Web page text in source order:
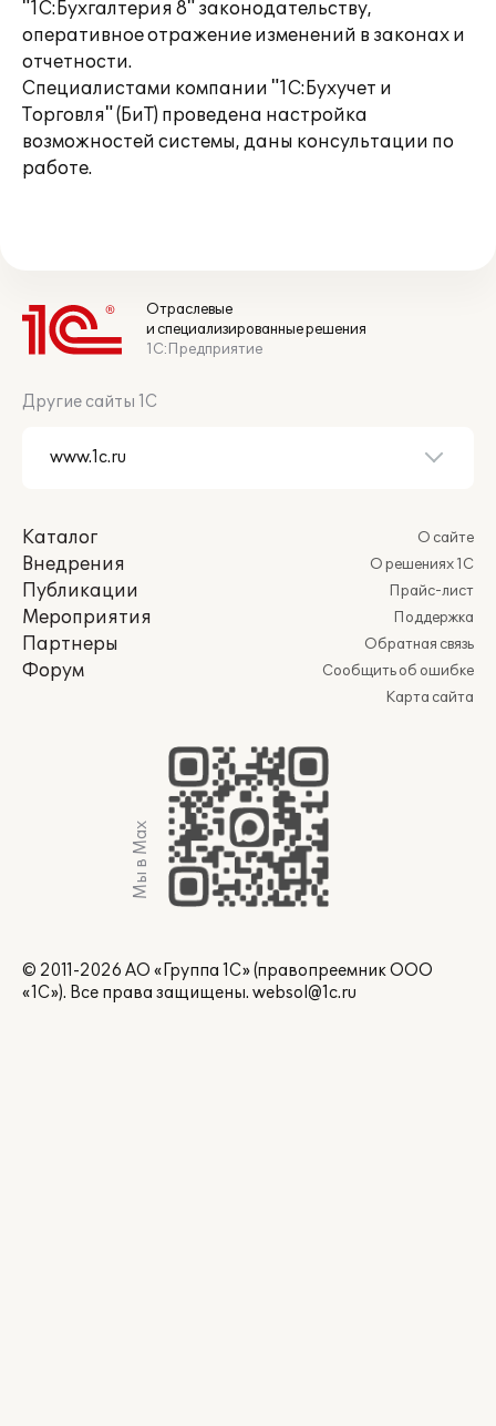
"1С:Бухгалтерия 8" законодательству,
оперативное отражение изменений в законах и
отчетности.
Специалистами компании "1С:Бухучет и
Торговля" (БиТ) проведена настройка
возможностей системы, даны консультации по
работе.
Отраслевые
и специализированные решения
1С:Предприятие
Другие сайты 1С
Каталог
Внедрения
Публикации
Мероприятия
Партнеры
Форум
О сайте
О решениях 1С
Прайс-лист
Поддержка
Обратная связь
Сообщить об ошибке
Карта сайта
Мы в Max
© 2011-2026 АО «Группа 1С» (правопреемник ООО
«1С»). Все права защищены. websol@1c.ru